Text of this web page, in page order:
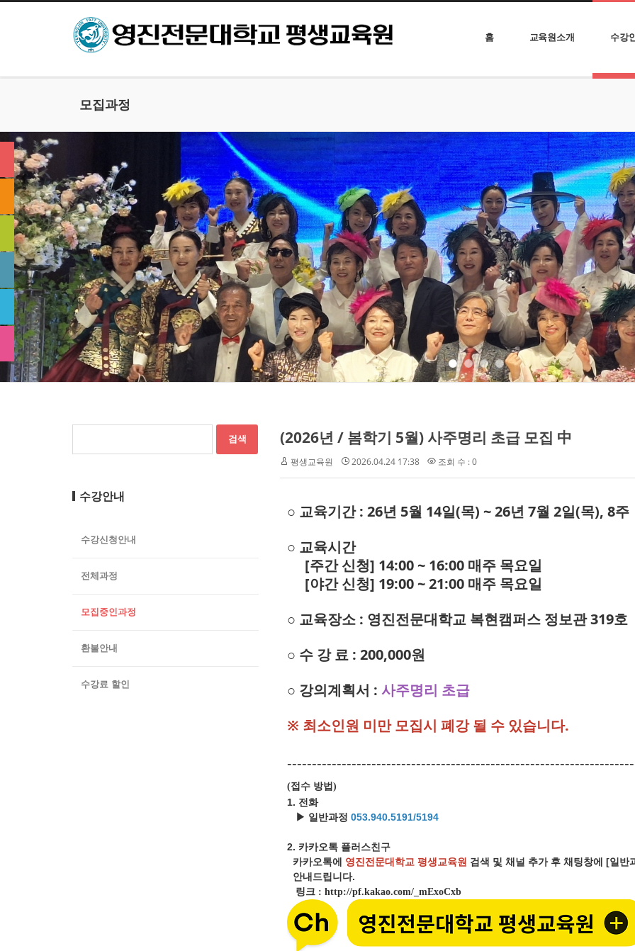
홈 교육원소개 수강
모집과정
(2026년 / 봄학기 5월) 사주명리 초급 모집 中
평생교육원 2026.04.24 17:38 조회 수 : 0
○ 교육기간: 26년 5월 14일(목) ~ 26년 7월 2일(목), 8주
○ 교육시간
[주간 신청] 14:00 ~ 16:00 매주 목요일
[야간 신청] 19:00 ~ 21:00 매주 목요일
○ 교육장소 : 영진전문대학교 복현캠퍼스 정보관 319호
○ 수 강 료 : 200,000원
○ 강의계획서 : 사주명리 초급
※ 최소인원 미만 모집시 폐강 될 수 있습니다.
(접수 방법 )
1. 전화
▶ 일반과정 053.940.5191/5194
2. 카카오톡 플러스친구
카카오톡에 영진전문대학교 평생교육원 검색 및 채널 추가 후 채팅창에 [일반
안내드립니다.
링크 : http://pf.kakao.com/_mExoCxb
수강안내
수강신청안내
전체과정
모집중인과정
환불안내
수강료 할인